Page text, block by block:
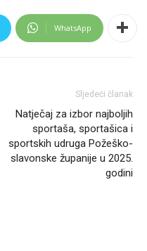
WhatsApp
Sljedeći članak
Natječaj za izbor najboljih
sportaša, sportašica i
sportskih udruga Požeško-
slavonske županije u 2025.
godini